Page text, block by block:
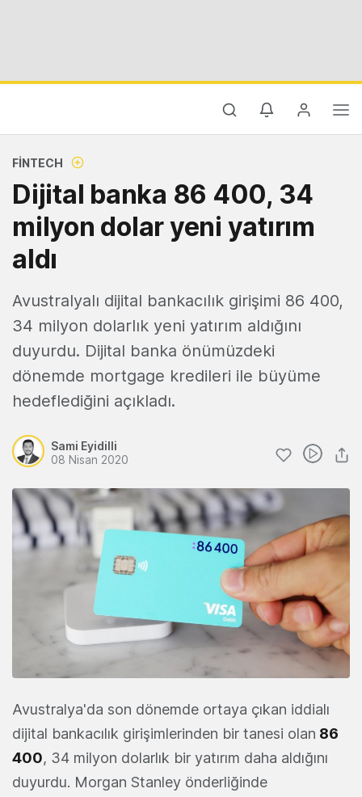
FINTECH
Dijital banka 86 400, 34
milyon dolar yeni yatırım
aldı
Avustralyalı dijital bankacılık girişimi 86 400,
34 milyon dolarlık yeni yatırım aldığını
duyurdu. Dijital banka önümüzdeki
dönemde mortgage kredileri ile büyüme
hedeflediğini açıkladı.
Sami Eyidilli
08 Nisan 2020
Avustralya'da son dönemde ortaya çıkan iddialı
dijital bankacılık girişimlerinden bir tanesi olan 86
400, 34 milyon dolarlık bir yatırım daha aldığını
duyurdu. Morgan Stanley önderliğinde